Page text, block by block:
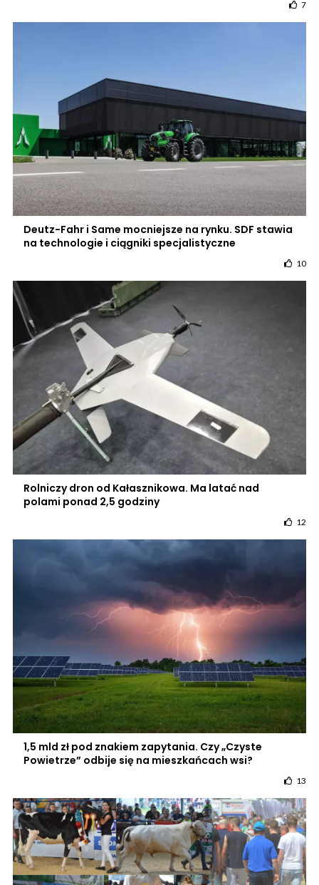
7
Deutz-Fahr i Same mocniejsze na rynku. SDF stawia
na technologie i ciągniki specjalistyczne
10
Rolniczy dron od Kałasznikowa. Ma latać nad
polami ponad 2,5 godziny
12
1,5 mld zł pod znakiem zapytania. Czy „Czyste
Powietrze” odbije się na mieszkańcach wsi?
13